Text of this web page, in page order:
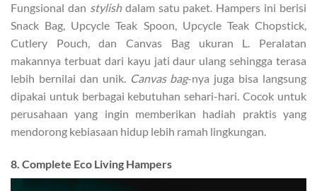
Fungsional dan stylish dalam satu paket. Hampers ini berisi
Snack Bag, Upcycle Teak Spoon, Upcycle Teak Chopstick,
Cutlery Pouch, dan Canvas Bag ukuran L. Peralatan
makannya terbuat dari kayu jati daur ulang sehingga terasa
lebih bernilai dan unik. Canvas bag-nya juga bisa langsung
dipakai untuk berbagai kebutuhan sehari-hari. Cocok untuk
perusahaan yang ingin memberikan hadiah praktis yang
mendorong kebiasaan hidup lebih ramah lingkungan.
8. Complete Eco Living Hampers